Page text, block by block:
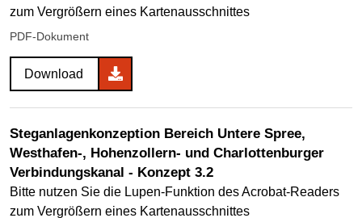
zum Vergrößern eines Kartenausschnittes
PDF-Dokument
Download
Steganlagenkonzeption Bereich Untere Spree,
Westhafen-, Hohenzollern- und Charlottenburger
Verbindungskanal - Konzept 3.2
Bitte nutzen Sie die Lupen-Funktion des Acrobat-Readers
zum Vergrößern eines Kartenausschnittes